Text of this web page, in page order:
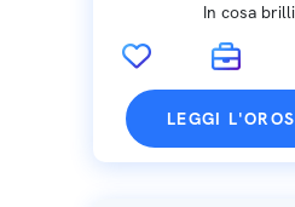
In cosa
LEGGI